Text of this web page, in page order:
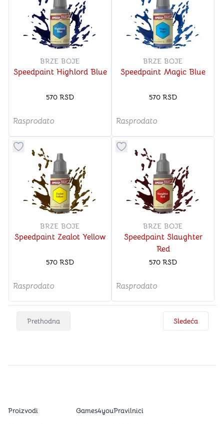
BRZE BOJE
Speedpaint Highlord Blue
570 RSD
Rasprodato
BRZE BOJE
Speedpaint Magic Blue
570 RSD
Rasprodato
Dugme za dodavanje stvari u kategoriju omiljeno
BRZE BOJE
Speedpaint Zealot Yellow
570 RSD
Rasprodato
Dugme za dodavanje stvari
BRZE BOJE
Speedpaint Slaughter
Red
570 RSD
Rasprodato
Prethodna Sledeća
Proizvodi Games4youPravilnici